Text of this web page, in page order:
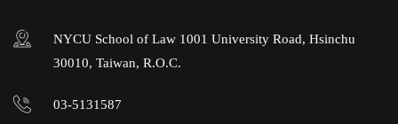
NYCU School of Law 1001 University Road, Hsinchu
30010, Taiwan, R.O.C.
03-5131587